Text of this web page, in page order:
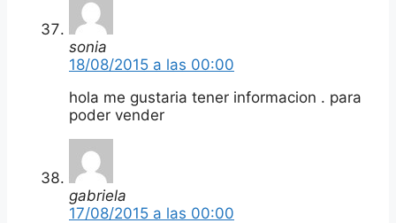
sonia
18/08/2015 a las 00:00
hola me gustaria tener informacion . para
poder vender
gabriela
17/08/2015 a las 00:00